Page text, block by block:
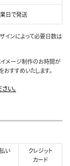
日で発送
インによって必要日数は
イメージ制作のお時間が
すすめいたします。
い。
い
クレジット
カード